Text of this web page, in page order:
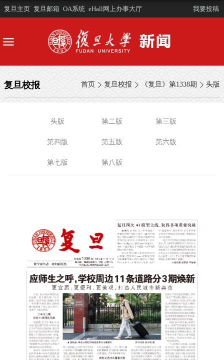
复旦主页 复旦邮箱 OA系统 eHall网上办事大厅 我要投稿
首页 复旦校报 《复旦》第1338期 头版
复旦校报
头版 第二版 第三版
第四版 第五版 第六版
第七版 第八版